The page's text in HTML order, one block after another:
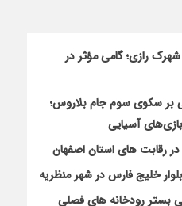
رازی؛ گامی مؤثر در
سکوی سوم جام بلاروس؛
آسیایی
رقابت های استان اصفهان
خلیج فارس در شهر منظریه
بستر رودخانه های فصلی